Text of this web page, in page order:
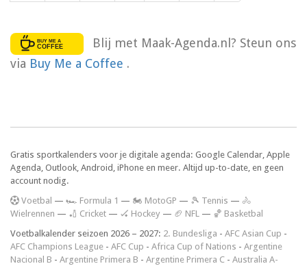
Blij met Maak-Agenda.nl? Steun ons
via Buy Me a Coffee .
Gratis sportkalenders voor je digitale agenda: Google Calendar, Apple
Agenda, Outlook, Android, iPhone en meer. Altijd up-to-date, en geen
account nodig.
Voetbal — 🏎️ Formula 1 — 🏍 MotoGP — 🎾 Tennis — 🚴
Wielrennen — 🏏 Cricket — 🏑 Hockey — 🏈 NFL — 🏀 Basketbal
Voetbalkalender seizoen 2026 – 2027: 2. Bundesliga - AFC Asian Cup -
AFC Champions League - AFC Cup - Africa Cup of Nations - Argentine
Nacional B - Argentine Primera B - Argentine Primera C - Australia A-